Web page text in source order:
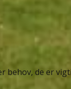
behov, de er